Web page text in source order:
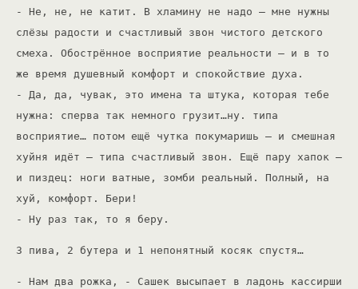
- Не, не, не катит. В хламину не надо – мне нужны
слёзы радости и счастливый звон чистого детского
смеха. Обострённое восприятие реальности – и в то
же время душевный комфорт и спокойствие духа.
- Да, да, чувак, это имена та штука, которая тебе
нужна: сперва так немного грузит…ну. типа
восприятие… потом ещё чутка покумаришь – и смешная
хуйня идёт – типа счастливый звон. Ещё пару хапок –
и пиздец: ноги ватные, зомби реальный. Полный, на
хуй, комфорт. Бери!
- Ну раз так, то я беру.
3 пива, 2 бутера и 1 непонятный косяк спустя…
- Нам два рожка, - Сашек высыпает в ладонь кассирши